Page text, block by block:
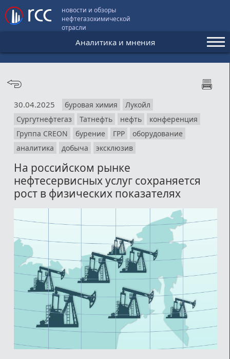
новости и обзоры
нефтегазохимической
отрасли
Аналитика и мнения
Аналитика и мнения
Видео
Подписка
Пользовательское соглашение
Медиакит
Контакты
30.04.2025 буровая химия
Лукойл
Сургутнефтегаз
Татнефть нефть
конференция
Группа CREON
бурение ГРР
оборудование
аналитика
добыча эксклюзив
На российском рынке
нефтесервисных услуг сохраняется
рост в физических показателях